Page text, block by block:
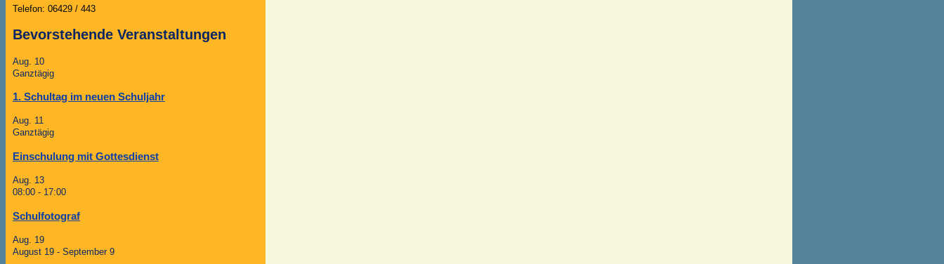
Telefon: 06429 / 443
Bevorstehende Veranstaltungen
Aug. 10
Ganztägig
1. Schultag im neuen Schuljahr
Aug. 11
Ganztägig
Einschulung mit Gottesdienst
Aug. 13
08:00 - 17:00
Schulfotograf
Aug. 19
August 19 - September 9